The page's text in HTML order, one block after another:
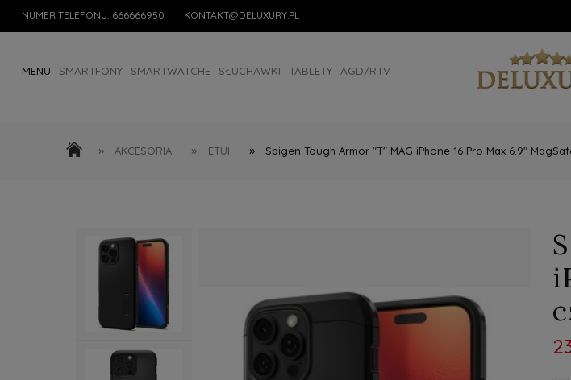
NUMER TELEFONU: 666666950 KONTAKT@DELUXURY.PL
MENU SMARTFONY SMARTWATCHE SŁUCHAWKI TABLETY AGD/RTV
» AKCESORIA » ETUI » Spigen Tough Armor "T" MAG iPhone 16 Pro Max 6.9"